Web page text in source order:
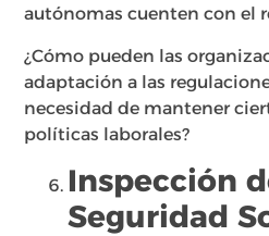
autónomas cuenten con el
¿Cómo pueden las
adaptación a las
necesidad de mantener
políticas laborales?
Inspección
Seguridad